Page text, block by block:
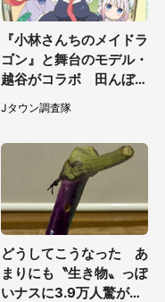
『小林さんちのメイドラ
ゴン』と舞台のモデル・
越谷がコラボ 田んぼア
ートの見頃にあわせて企
画続々【7／31～】
Jタウン調査隊
どうしてこうなった あ
まりにも〝生き物〟っぽ
いナスに3.9万人驚がく